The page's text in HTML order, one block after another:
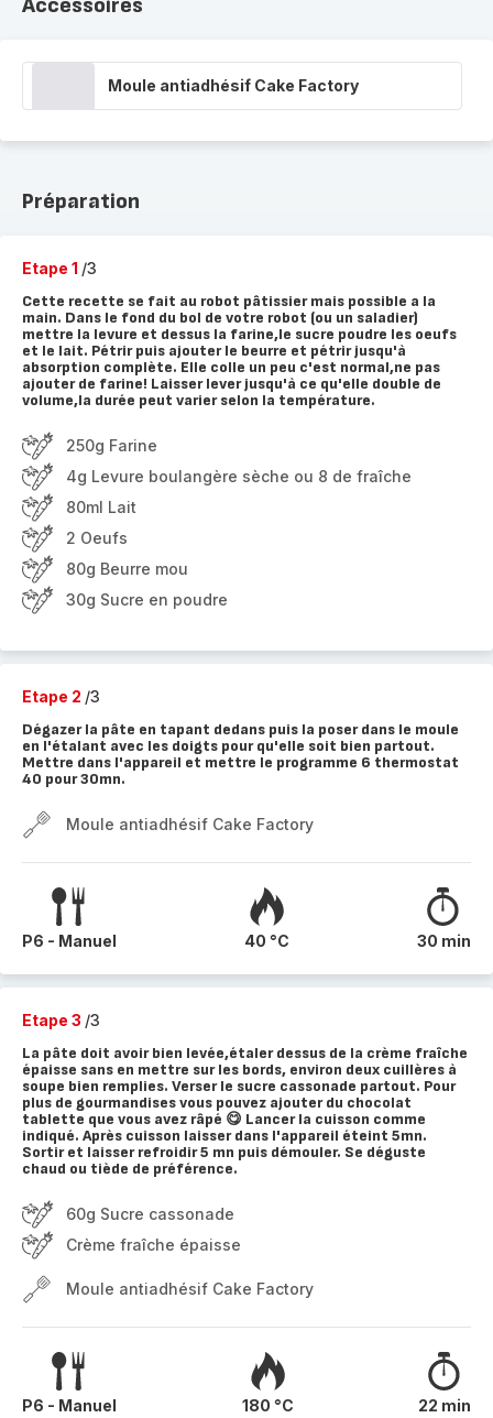
Accessoires
Moule antiadhésif Cake Factory
Préparation
Etape 1 /3
Cette recette se fait au robot pâtissier mais possible a la
main. Dans le fond du bol de votre robot (ou un saladier)
mettre la levure et dessus la farine,le sucre poudre les oeufs
et le lait. Pétrir puis ajouter le beurre et pétrir jusqu'à
absorption complète. Elle colle un peu c'est normal,ne pas
ajouter de farine! Laisser lever jusqu'à ce qu'elle double de
volume,la durée peut varier selon la température.
250g Farine
4g Levure boulangère sèche ou 8 de fraîche
80ml Lait
2 Oeufs
80g Beurre mou
30g Sucre en poudre
Etape 2 /3
Dégazer la pâte en tapant dedans puis la poser dans le moule
en l'étalant avec les doigts pour qu'elle soit bien partout.
Mettre dans l'appareil et mettre le programme 6 thermostat
40 pour 30mn.
Moule antiadhésif Cake Factory
P6 - Manuel 40 °C 30 min
Etape 3 /3
La pâte doit avoir bien levée,étaler dessus de la crème fraîche
épaisse sans en mettre sur les bords, environ deux cuillères à
soupe bien remplies. Verser le sucre cassonade partout. Pour
plus de gourmandises vous pouvez ajouter du chocolat
tablette que vous avez râpé 😋 Lancer la cuisson comme
indiqué. Après cuisson laisser dans l'appareil éteint 5mn.
Sortir et laisser refroidir 5 mn puis démouler. Se déguste
chaud ou tiède de préférence.
60g Sucre cassonade
Crème fraîche épaisse
Moule antiadhésif Cake Factory
P6 - Manuel 180 °C 22 min